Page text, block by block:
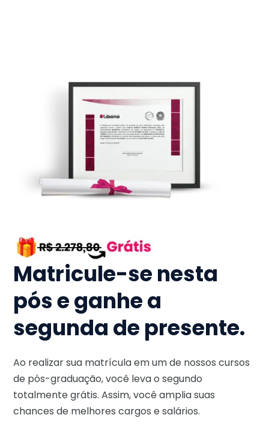
Matricule-se nesta
pós e ganhe a
segunda de presente.
Ao realizar sua matrícula em um de nossos cursos
de pós-graduação, você leva o segundo
totalmente grátis. Assim, você amplia suas
chances de melhores cargos e salários.